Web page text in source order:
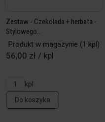
Zestaw - Czekolada + herbata -
Stylowego...
Produkt w magazynie (1 kpl)
56,00 zł / kpl
kpl
Do koszyka